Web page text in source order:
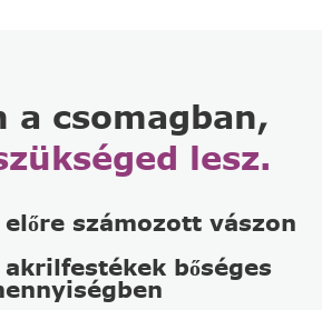
a csomagban,
lesz.
számozott vászon
akrilfestékek bőséges